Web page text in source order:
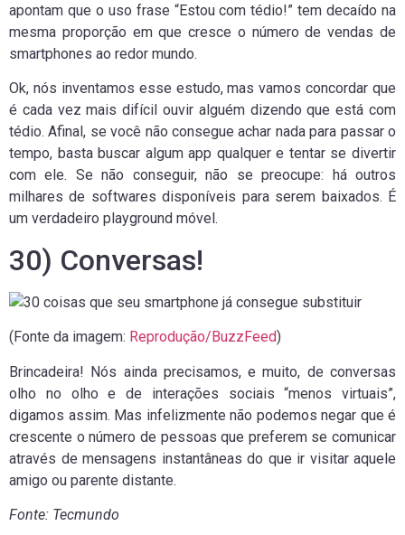
apontam que o uso frase “Estou com tédio!” tem decaído na
mesma proporção em que cresce o número de vendas de
smartphones ao redor mundo.
Ok, nós inventamos esse estudo, mas vamos concordar que
é cada vez mais difícil ouvir alguém dizendo que está com
tédio. Afinal, se você não consegue achar nada para passar o
tempo, basta buscar algum app qualquer e tentar se divertir
com ele. Se não conseguir, não se preocupe: há outros
milhares de softwares disponíveis para serem baixados. É
um verdadeiro playground móvel.
30) Conversas!
(Fonte da imagem: Reprodução/BuzzFeed)
Brincadeira! Nós ainda precisamos, e muito, de conversas
olho no olho e de interações sociais “menos virtuais”,
digamos assim. Mas infelizmente não podemos negar que é
crescente o número de pessoas que preferem se comunicar
através de mensagens instantâneas do que ir visitar aquele
amigo ou parente distante.
Fonte: Tecmundo